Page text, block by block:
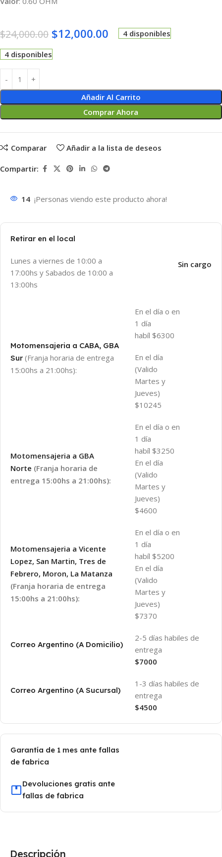
$24,000.00 $12,000.00 4 disponibles
4 disponibles
Añadir Al Carrito
Comprar Ahora
Comparar Añadir a la lista de deseos
Compartir:
14 ¡Personas viendo este producto ahora!
Retirar en el local
Lunes a viernes de 10:00 a
17:00hs y Sabados de 10:00 a
13:00hs
Sin cargo
Motomensajeria a CABA, GBA
Sur (Franja horaria de entrega
15:00hs a 21:00hs):
En el día o en
1 día
habíl $6300
En el día
(Valido
Martes y
Jueves)
$10245
Motomensajeria a GBA
Norte (Franja horaria de
entrega 15:00hs a 21:00hs):
En el día o en
1 día
habíl $3250
En el día
(Valido
Martes y
Jueves)
$4600
Motomensajeria a Vicente
Lopez, San Martin, Tres de
Febrero, Moron, La Matanza
(Franja horaria de entrega
15:00hs a 21:00hs):
En el día o en
1 día
habíl $5200
En el día
(Valido
Martes y
Jueves)
$7370
Correo Argentino (A Domicilio)
2-5 días habiles de
entrega
$7000
Correo Argentino (A Sucursal)
1-3 días habiles de
entrega
$4500
Garantía de 1 mes ante fallas
de fabrica
Devoluciones gratis ante
fallas de fabrica
Descripción